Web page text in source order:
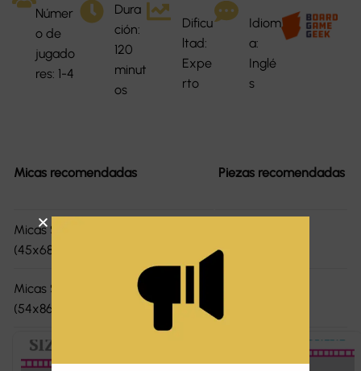
Númer
o de
jugado
res: 1-4
Dura
ción:
120
minut
os
Dificu
ltad:
Expe
rto
Idiom
a:
Inglé
s
Micas recomendadas Piezas recomendadas
Micas Sleeve Kings Mini Euro
(45x68mm)
Micas Sleeve Kings North Sea
(54x86mm)